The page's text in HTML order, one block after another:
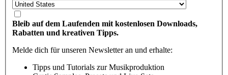
Bleib auf dem Laufenden mit kostenlosen Downloads,
Rabatten und kreativen Tipps.
Melde dich für unseren Newsletter an und erhalte:
Tipps und Tutorials zur Musikproduktion